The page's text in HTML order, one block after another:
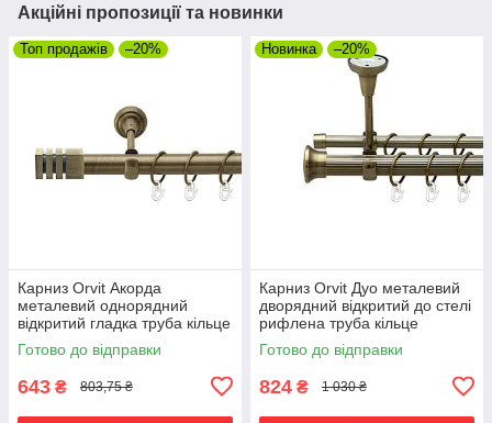
Акційні пропозиції та новинки
Топ продажів –20%
Карниз Orvit Акорда
металевий однорядний
відкритий гладка труба кільце
металеве Антик 25 мм 160
см (00-00025576)
Готово до відправки
643 ₴ 803,75 ₴
Новинка –20%
Карниз Orvit Дуо металевий
дворядний відкритий до стелі
рифлена труба кільце
металеве Антик 25\16 мм 160
см (00-00025700)
Готово до відправки
824 ₴ 1 030 ₴